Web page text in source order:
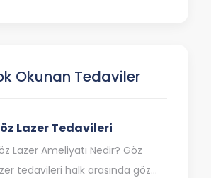
Okunan Tedaviler
Lazer Tedavileri
Lazer Ameliyatı Nedir? Göz
tedavileri halk arasında göz